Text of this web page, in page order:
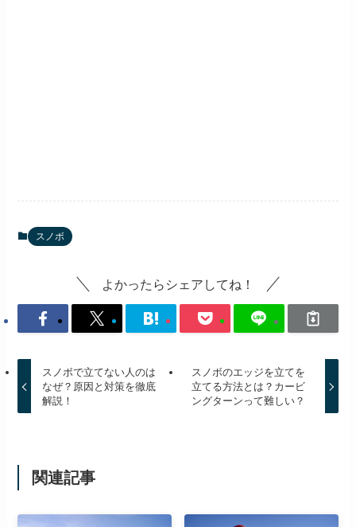
スノボ
よかったらシェアしてね！
スノボで立てない人のは
なぜ？原因と対策を徹底
解説！
スノボのエッジを立てを
立てる方法とは？カービ
ングターンって難しい？
関連記事